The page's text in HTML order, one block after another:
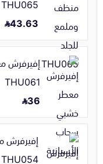
43.63
إفيرفرش
THU061
36
إفيرفرش
THU054